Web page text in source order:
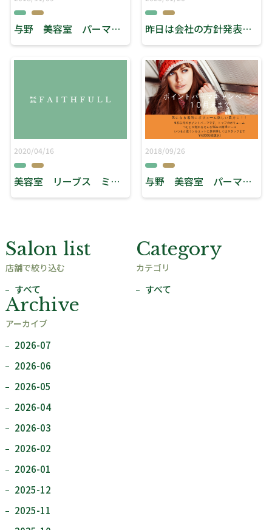
Salon list
店舗で絞り込む
すべて
Category
カテゴリ
すべて
Archive
アーカイブ
2026-07
2026-06
2026-05
2026-04
2026-03
2026-02
2026-01
2025-12
2025-11
与野 美容室 パーマキャンペーン 昨日は会社の方針発表会でした！
2020/04/16
美容室 リーブス ミエル川口 「臨時休業のお知らせ」
2018/09/26
与野 美容室 パーマキャンペーン